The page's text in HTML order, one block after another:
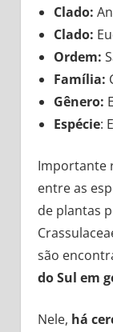
Clado:
Clado:
Ordem:
Família:
Gênero:
Espécie:
Importante
entre as
de plantas
são
do Sul em
Nele, há